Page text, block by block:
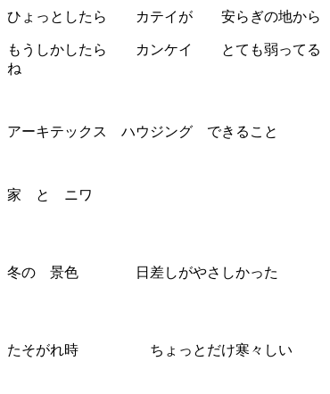
ひょっとしたら カテイが 安らぎの地から
もうしかしたら カンケイ とても弱ってる
ね
アーキテックス ハウジング できること
家 と ニワ
冬の 景色 日差しがやさしかった
たそがれ時 ちょっとだけ寒々しい